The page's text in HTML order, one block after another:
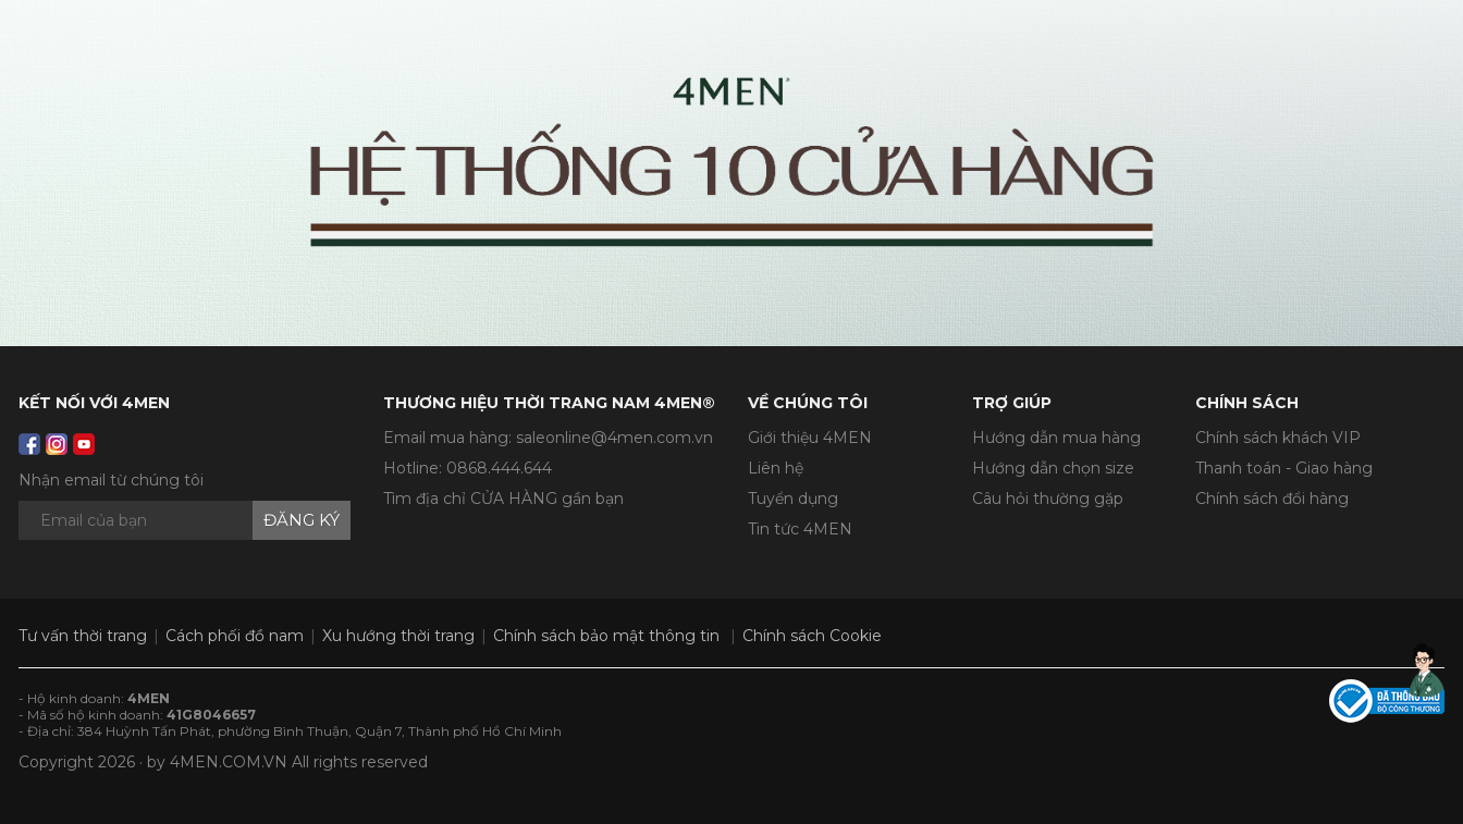
KẾT NỐI VỚI 4MEN
Nhận email từ chúng tôi
ĐĂNG KÝ
THƯƠNG HIỆU THỜI TRANG NAM 4MEN®
Email mua hàng: saleonline@4men.com.vn
Hotline: 0868.444.644
Tìm địa chỉ CỬA HÀNG gần bạn
VỀ CHÚNG TÔI
Giới thiệu 4MEN
Liên hệ
Tuyển dụng
Tin tức 4MEN
TRỢ GIÚP
Hướng dẫn mua hàng
Hướng dẫn chọn size
Câu hỏi thường gặp
CHÍNH SÁCH
Chính sách khách VIP
Thanh toán - Giao hàng
Chính sách đổi hàng
Tư vấn thời trang Cách phối đồ nam Xu hướng thời trang Chính sách bảo mật thông tin Chính sách Cookie
- Hộ kinh doanh: 4MEN
- Mã số hộ kinh doanh: 41G8046657
- Địa chỉ: 384 Huỳnh Tấn Phát, phường Bình Thuận, Quận 7, Thành phố Hồ Chí Minh
Copyright 2026 · by 4MEN.COM.VN All rights reserved